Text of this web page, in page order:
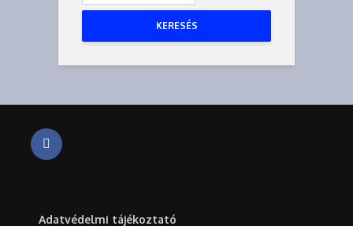
KERESÉS
Adatvédelmi tájékoztató